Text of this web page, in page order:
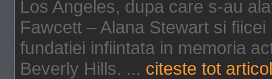
Los Angeles, dupa care s-au
Fawcett – Alana Stewart si fiicei
fundatiei infiintata in memoria
Beverly Hills. ... citeste tot